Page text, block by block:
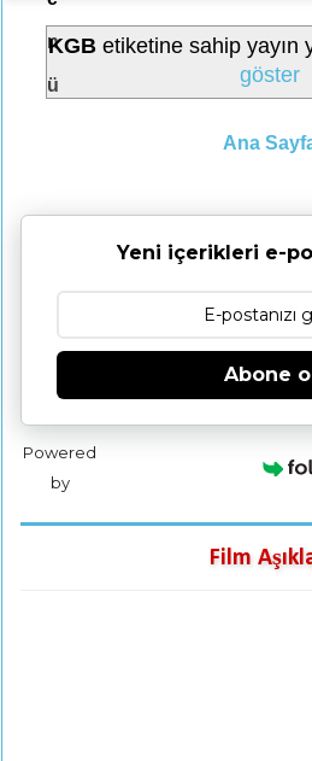
n
ü
KGB etiketine sahip yayın
göster
Ana
Yeni içerikleri e-
Abone ol
Powered
by
Film